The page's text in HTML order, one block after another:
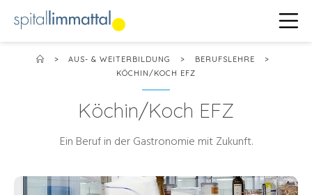
> AUS- & WEITERBILDUNG > BERUFSLEHRE
>
KÖCHIN/KOCH EFZ
Köchin/Koch EFZ
Ein Beruf in der Gastronomie mit Zukunft.